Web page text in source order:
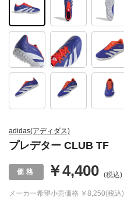
adidas(アディダス)
プレデター CLUB TF
メーカー希望小売価格 ￥8,250(税込)
￥4,400 (税込)